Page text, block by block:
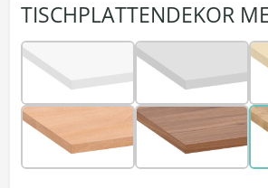
TISCHPLATTENDEKOR